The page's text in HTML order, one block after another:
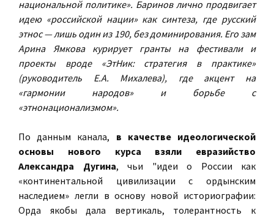
национальной политике». Баринов лично продвигает
идею «российской нации» как синтеза, где русский
этнос — лишь один из 190, без доминирования. Его зам
Арина Ямкова курирует гранты на фестивали и
проекты вроде «ЭтНик: стратегия в практике»
(руководитель Е.А. Михалева), где акцент на
«гармонии народов» и борьбе с
«этнонационализмом».
По данным канала, в качестве идеологической
основы нового курса взяли евразийство
Александра Дугина, чьи "идеи о России как
«континентальной цивилизации с ордынским
наследием» легли в основу новой историографии:
Орда якобы дала вертикаль, толерантность к